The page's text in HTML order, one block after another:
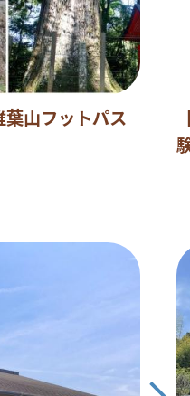
葉山フットパス